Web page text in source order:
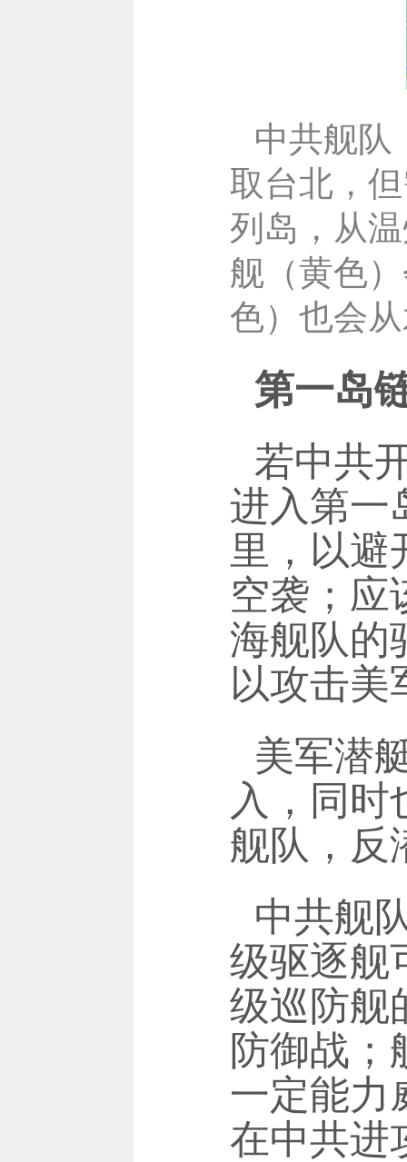
中共舰队
取台北，
列岛，从
舰（黄色
色）也会
第一岛
若中共
进入第一
里，以避
空袭；应
海舰队的
以攻击美
美军潜
入，同时
舰队，反
中共舰
级驱逐舰
级巡防舰
防御战；
一定能力
在中共进